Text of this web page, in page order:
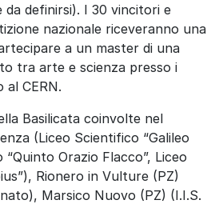
da definirsi). I 30 vincitori e
nazionale riceveranno una
a un master di una
tra arte e scienza presso i
al CERN.
Basilicata coinvolte nel
(Liceo Scientifico “Galileo
“Quinto Orazio Flacco”, Liceo
Rionero in Vulture (PZ)
Marsico Nuovo (PZ) (I.I.S.